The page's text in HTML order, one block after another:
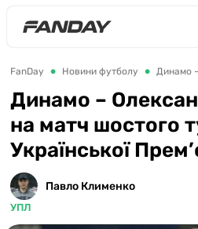
FanDay Новини футболу
Динамо –
на матч шостого
Української
Павло Клименко
УПЛ